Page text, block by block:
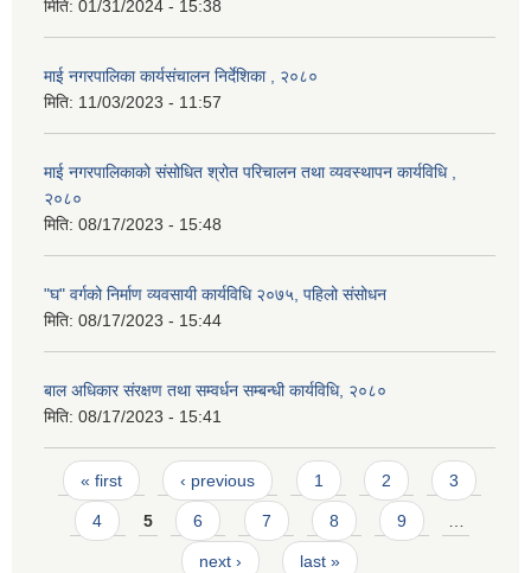
मिति: 01/31/2024 - 15:38
माई नगरपालिका कार्यसंचालन निर्देशिका , २०८०
मिति: 11/03/2023 - 11:57
माई नगरपालिकाको संसोधित श्रोत परिचालन तथा व्यवस्थापन कार्यविधि ,
२०८०
मिति: 08/17/2023 - 15:48
"घ" वर्गको निर्माण व्यवसायी कार्यविधि २०७५, पहिलो संसोधन
मिति: 08/17/2023 - 15:44
बाल अधिकार संरक्षण तथा सम्वर्धन सम्बन्धी कार्यविधि, २०८०
मिति: 08/17/2023 - 15:41
Pages
« first ‹ previous 1 2 3
4 5 6 7 8 9 …
next › last »